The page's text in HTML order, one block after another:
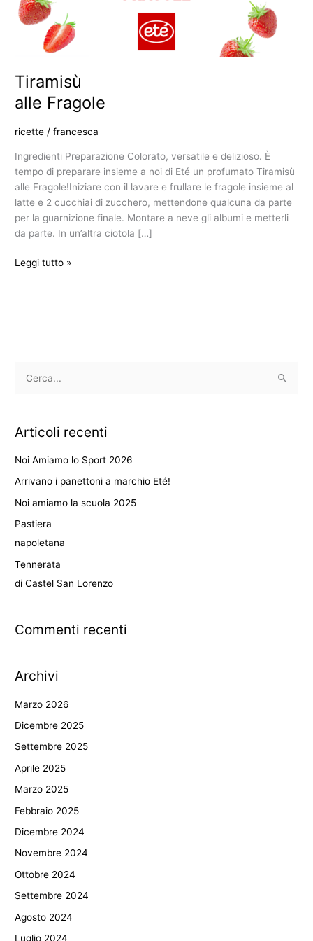
Tiramisù
alle Fragole
ricette /francesca
Ingredienti Preparazione Colorato, versatile e delizioso. È
tempo di preparare insieme a noi di Eté un profumato Tiramisù
alle Fragole!Iniziare con il lavare e frullare le fragole insieme al
latte e 2 cucchiai di zucchero, mettendone qualcuna da parte
per la guarnizione finale. Montare a neve gli albumi e metterli
da parte. In un’altra ciotola […]
Leggi tutto »
c
a
:
Articoli recenti
Noi Amiamo lo Sport 2026
Arrivano i panettoni a marchio Eté!
Noi amiamo la scuola 2025
Pastiera
napoletana
Tennerata
di Castel San Lorenzo
Commenti recenti
Archivi
Marzo 2026
Dicembre 2025
Settembre 2025
Aprile 2025
Marzo 2025
Febbraio 2025
Dicembre 2024
Novembre 2024
Ottobre 2024
Settembre 2024
Agosto 2024
Luglio 2024